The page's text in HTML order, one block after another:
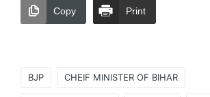
Copy Print
BJP CHEIF MINISTER OF BIHAR